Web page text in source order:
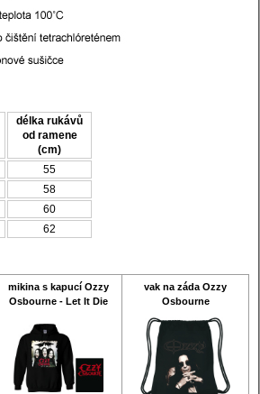
délka rukávů
od ramene
(cm)
55
58
60
62
mikina s kapucí Ozzy
Osbourne - Let It Die
vak na záda Ozzy
Osbourne